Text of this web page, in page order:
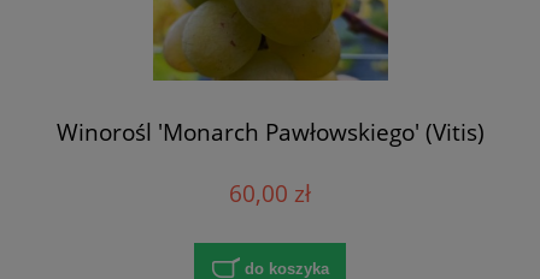
Winorośl 'Monarch Pawłowskiego' (Vitis)
60,00 zł
do koszyka